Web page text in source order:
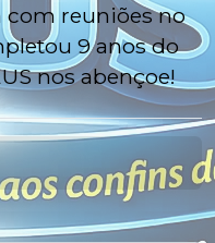
com reuniões no
9 anos do
nos abençoe!